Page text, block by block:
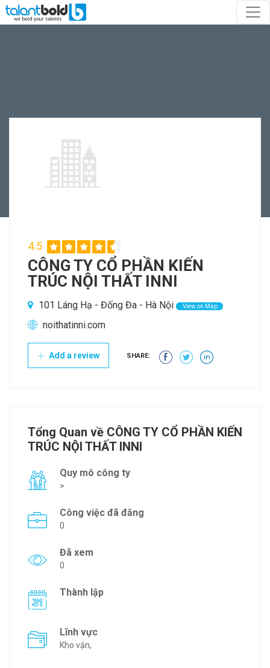
4.5
CÔNG TY CỔ PHẦN KIẾN
TRÚC NỘI THẤT INNI
101 Láng Hạ - Đống Đa - Hà Nội View on Map
noithatinni.com
Add a review SHARE:
Tổng Quan về CÔNG TY CỔ PHẦN KIẾN
TRÚC NỘI THẤT INNI
Quy mô công ty
>
Công việc đã đăng
0
Đã xem
0
Thành lập
Lĩnh vực
Kho vận,